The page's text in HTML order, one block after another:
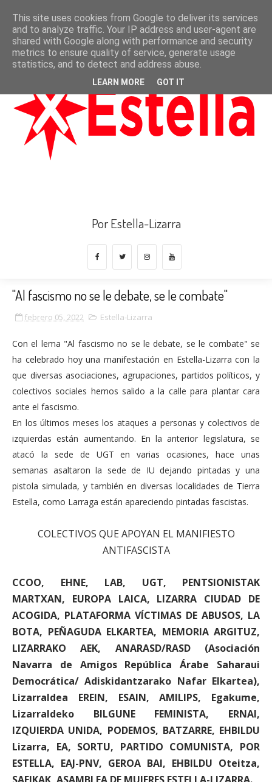
Por Estella-Lizarra
"Al fascismo no se le debate, se le combate"
febrero 05, 2022 Estella-Lizarra
Con el lema "Al fascismo no se le debate, se le combate" se
ha celebrado hoy una manifestación en Estella-Lizarra con la
que diversas asociaciones, agrupaciones, partidos políticos, y
colectivos sociales hemos salido a la calle para plantar cara
ante el fascismo.
En los últimos meses los ataques a personas y colectivos de
izquierdas están aumentando. En la anterior legislatura, se
atacó la sede de UGT en varias ocasiones, hace unas
semanas asaltaron la sede de IU dejando pintadas y una
pistola simulada, y también en diversas localidades de Tierra
Estella, como Larraga están apareciendo pintadas fascistas.
COLECTIVOS QUE APOYAN EL MANIFIESTO
ANTIFASCISTA
CCOO, EHNE, LAB, UGT, PENTSIONISTAK
MARTXAN, EUROPA LAICA, LIZARRA CIUDAD DE
ACOGIDA, PLATAFORMA VÍCTIMAS DE ABUSOS, LA
BOTA, PEÑAGUDA ELKARTEA, MEMORIA ARGITUZ,
LIZARRAKO AEK, ANARASD/RASD (Asociación
Navarra de Amigos República Árabe Saharaui
Democrática/ Adiskidantzarako Nafar Elkartea),
Lizarraldea EREIN, ESAIN, AMILIPS, Egakume,
Lizarraldeko BILGUNE FEMINISTA, ERNAI,
IZQUIERDA UNIDA, PODEMOS, BATZARRE, EHBILDU
Lizarra, EA, SORTU, PARTIDO COMUNISTA, POR
ESTELLA, EAJ-PNV, GEROA BAI, EHBILDU Oteitza,
This site uses cookies from Google to deliver its services
and to analyze traffic. Your IP address and user-agent are
shared with Google along with performance and security
metrics to ensure quality of service, generate usage
statistics, and to detect and address abuse.
LEARN MORE GOT IT